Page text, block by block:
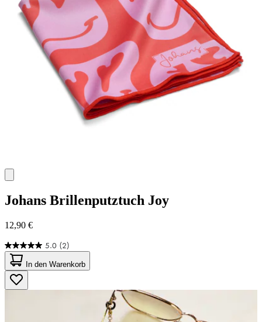
Johans Brillenputztuch Joy
12,90 €
5.0 (2)
5.0
von
5
Sternen.
2
In den Warenkorb